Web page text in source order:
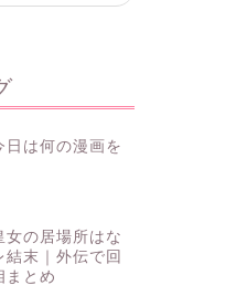
日は何の漫画を
女の居場所はな
結末｜外伝で回
まとめ